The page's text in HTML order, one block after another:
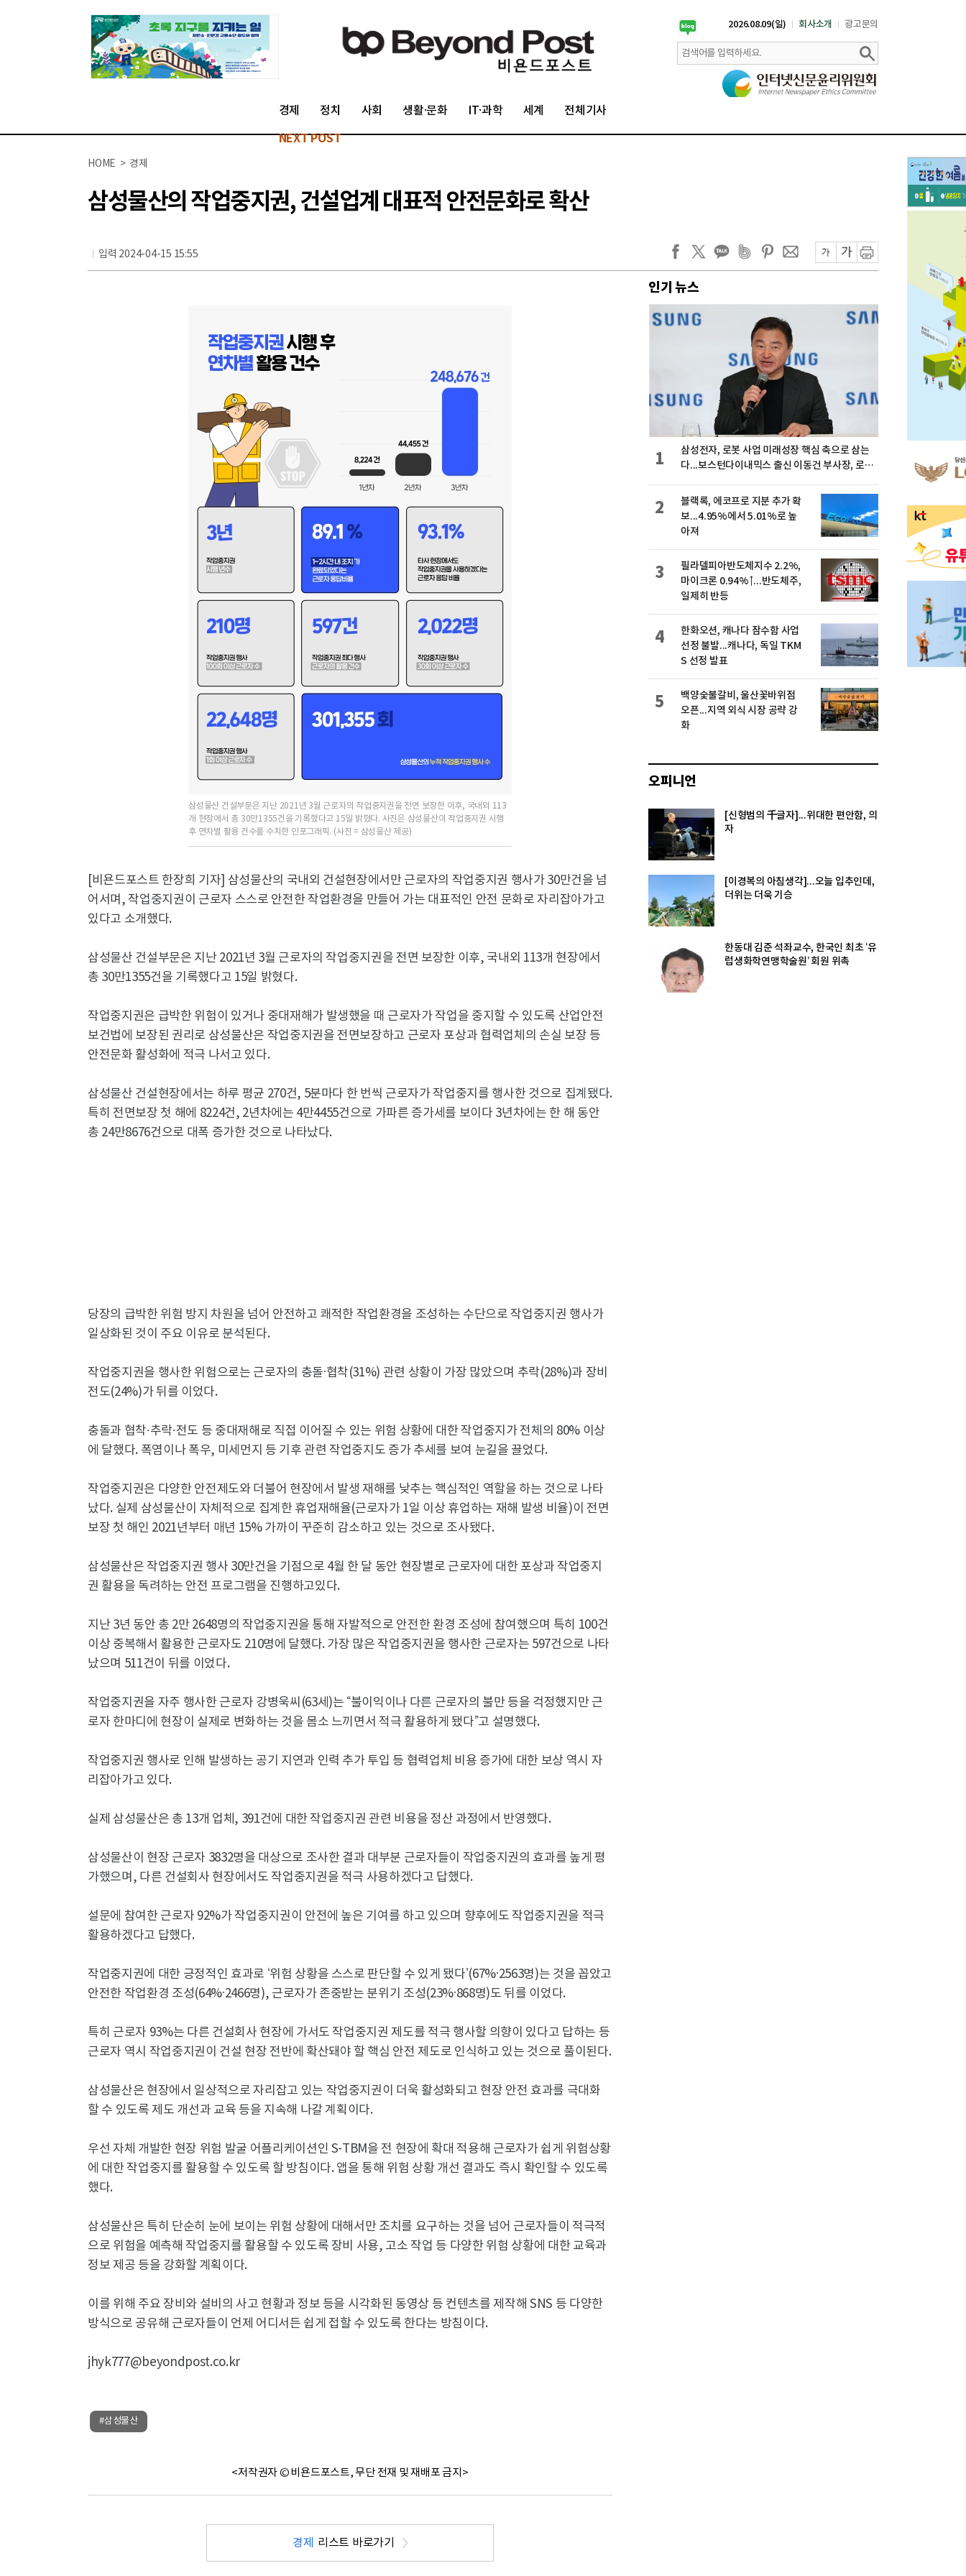
2026.08.09(일) 회사소개 광고문의
경제 정치 사회 생활·문화 IT·과학 세계 전체기사
NEXT POST
HOME > 경제
삼성물산의 작업중지권, 건설업계 대표적 안전문화로 확산
입력 2024-04-15 15:55
삼성물산 건설부문은 지난 2021년 3월 근로자의 작업중지권을 전면 보장한 이후, 국내외 113
개 현장에서 총 30만1355건을 기록했다고 15일 밝혔다. 사진은 삼성물산이 작업중지권 시행
후 연차별 활용 건수를 수치한 인포그래픽. (사진 = 삼성물산 제공)
[비욘드포스트 한장희 기자] 삼성물산의 국내외 건설현장에서만 근로자의 작업중지권 행사가 30만건을 넘
어서며, 작업중지권이 근로자 스스로 안전한 작업환경을 만들어 가는 대표적인 안전 문화로 자리잡아가고
있다고 소개했다.
삼성물산 건설부문은 지난 2021년 3월 근로자의 작업중지권을 전면 보장한 이후, 국내외 113개 현장에서
총 30만1355건을 기록했다고 15일 밝혔다.
작업중지권은 급박한 위험이 있거나 중대재해가 발생했을 때 근로자가 작업을 중지할 수 있도록 산업안전
보건법에 보장된 권리로 삼성물산은 작업중지권을 전면보장하고 근로자 포상과 협력업체의 손실 보장 등
안전문화 활성화에 적극 나서고 있다.
삼성물산 건설현장에서는 하루 평균 270건, 5분마다 한 번씩 근로자가 작업중지를 행사한 것으로 집계됐다.
특히 전면보장 첫 해에 8224건, 2년차에는 4만4455건으로 가파른 증가세를 보이다 3년차에는 한 해 동안
총 24만8676건으로 대폭 증가한 것으로 나타났다.
당장의 급박한 위험 방지 차원을 넘어 안전하고 쾌적한 작업환경을 조성하는 수단으로 작업중지권 행사가
일상화된 것이 주요 이유로 분석된다.
작업중지권을 행사한 위험으로는 근로자의 충돌·협착(31%) 관련 상황이 가장 많았으며 추락(28%)과 장비
전도(24%)가 뒤를 이었다.
충돌과 협착·추락·전도 등 중대재해로 직접 이어질 수 있는 위험 상황에 대한 작업중지가 전체의 80% 이상
에 달했다. 폭염이나 폭우, 미세먼지 등 기후 관련 작업중지도 증가 추세를 보여 눈길을 끌었다.
작업중지권은 다양한 안전제도와 더불어 현장에서 발생 재해를 낮추는 핵심적인 역할을 하는 것으로 나타
났다. 실제 삼성물산이 자체적으로 집계한 휴업재해율(근로자가 1일 이상 휴업하는 재해 발생 비율)이 전면
보장 첫 해인 2021년부터 매년 15% 가까이 꾸준히 감소하고 있는 것으로 조사됐다.
삼성물산은 작업중지권 행사 30만건을 기점으로 4월 한 달 동안 현장별로 근로자에 대한 포상과 작업중지
권 활용을 독려하는 안전 프로그램을 진행하고있다.
지난 3년 동안 총 2만 2648명의 작업중지권을 통해 자발적으로 안전한 환경 조성에 참여했으며 특히 100건
이상 중복해서 활용한 근로자도 210명에 달했다. 가장 많은 작업중지권을 행사한 근로자는 597건으로 나타
났으며 511건이 뒤를 이었다.
작업중지권을 자주 행사한 근로자 강병욱씨(63세)는 “불이익이나 다른 근로자의 불만 등을 걱정했지만 근
로자 한마디에 현장이 실제로 변화하는 것을 몸소 느끼면서 적극 활용하게 됐다”고 설명했다.
작업중지권 행사로 인해 발생하는 공기 지연과 인력 추가 투입 등 협력업체 비용 증가에 대한 보상 역시 자
리잡아가고 있다.
실제 삼성물산은 총 13개 업체, 391건에 대한 작업중지권 관련 비용을 정산 과정에서 반영했다.
삼성물산이 현장 근로자 3832명을 대상으로 조사한 결과 대부분 근로자들이 작업중지권의 효과를 높게 평
가했으며, 다른 건설회사 현장에서도 작업중지권을 적극 사용하겠다고 답했다.
설문에 참여한 근로자 92%가 작업중지권이 안전에 높은 기여를 하고 있으며 향후에도 작업중지권을 적극
활용하겠다고 답했다.
작업중지권에 대한 긍정적인 효과로 ‘위험 상황을 스스로 판단할 수 있게 됐다’(67%·2563명)는 것을 꼽았고
안전한 작업환경 조성(64%·2466명), 근로자가 존중받는 분위기 조성(23%·868명)도 뒤를 이었다.
특히 근로자 93%는 다른 건설회사 현장에 가서도 작업중지권 제도를 적극 행사할 의향이 있다고 답하는 등
근로자 역시 작업중지권이 건설 현장 전반에 확산돼야 할 핵심 안전 제도로 인식하고 있는 것으로 풀이된다.
삼성물산은 현장에서 일상적으로 자리잡고 있는 작업중지권이 더욱 활성화되고 현장 안전 효과를 극대화
할 수 있도록 제도 개선과 교육 등을 지속해 나갈 계획이다.
우선 자체 개발한 현장 위험 발굴 어플리케이션인 S-TBM을 전 현장에 확대 적용해 근로자가 쉽게 위험상황
에 대한 작업중지를 활용할 수 있도록 할 방침이다. 앱을 통해 위험 상황 개선 결과도 즉시 확인할 수 있도록
했다.
삼성물산은 특히 단순히 눈에 보이는 위험 상황에 대해서만 조치를 요구하는 것을 넘어 근로자들이 적극적
으로 위험을 예측해 작업중지를 활용할 수 있도록 장비 사용, 고소 작업 등 다양한 위험 상황에 대한 교육과
정보 제공 등을 강화할 계획이다.
이를 위해 주요 장비와 설비의 사고 현황과 정보 등을 시각화된 동영상 등 컨텐츠를 제작해 SNS 등 다양한
방식으로 공유해 근로자들이 언제 어디서든 쉽게 접할 수 있도록 한다는 방침이다.
jhyk777@beyondpost.co.kr
#삼성물산
<저작권자 © 비욘드포스트, 무단 전재 및 재배포 금지>
경제 리스트 바로가기
인기 뉴스
삼성전자, 로봇 사업 미래성장 핵심 축으로 삼는
다...보스턴다이내믹스 출신 이동건 부사장, 로보
1
블랙록, 에코프로 지분 추가 확
보...4.95%에서 5.01%로 높
아져
2
필라델피아반도체지수 2.2%,
마이크론 0.94%↑...반도체주,
일제히 반등
3
한화오션, 캐나다 잠수함 사업
선정 불발...캐나다, 독일 TKM
S 선정 발표
4
백양숯불갈비, 울산꽃바위점
오픈...지역 외식 시장 공략 강
화
5
오피니언
[신형범의 千글자]...위대한 편안함, 의
자
[이경복의 아침생각]...오늘 입추인데,
더위는 더욱 기승
한동대 김준 석좌교수, 한국인 최초 ‘유
럽생화학연맹학술원’ 회원 위촉